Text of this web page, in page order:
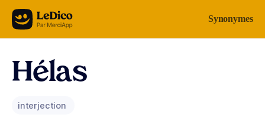
Aller au contenu Synonymes
Hélas
interjection